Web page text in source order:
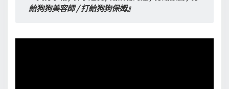
給狗狗美容師 / 打給狗狗保姆』